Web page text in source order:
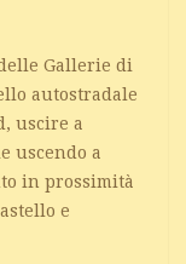
Gallerie di
autostradale
uscire a
uscendo a
in prossimità
e